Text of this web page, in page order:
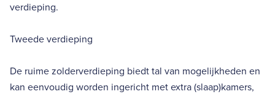
verdieping.
Tweede verdieping
De ruime zolderverdieping biedt tal van mogelijkheden en
kan eenvoudig worden ingericht met extra (slaap)kamers,